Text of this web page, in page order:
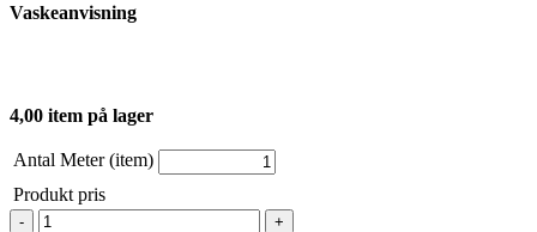
Vaskeanvisning
4,00 item på lager
Antal Meter (item)
Produkt pris
Glider